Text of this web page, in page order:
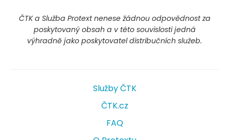
ČTK a Služba Protext nenese žádnou odpovědnost za
poskytovaný obsah a v této souvislosti jedná
výhradně jako poskytovatel distribučních služeb.
Služby ČTK
ČTK.cz
FAQ